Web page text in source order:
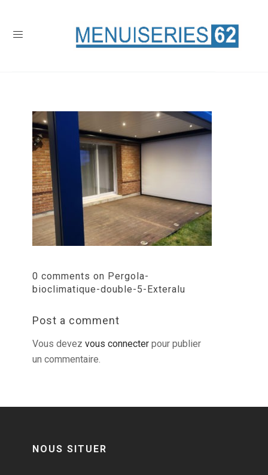
0 comments on Pergola-
bioclimatique-double-5-Exteralu
Post a comment
Vous devez vous connecter pour publier
un commentaire.
NOUS SITUER